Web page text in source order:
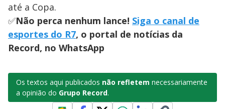
até a Copa.
✅Não perca nenhum lance! Siga o canal de
esportes do R7, o portal de notícias da
Record, no WhatsApp
Os textos aqui publicados não refletem necessariamente
a opinião do Grupo Record.